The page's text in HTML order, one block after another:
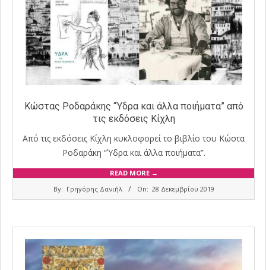
Κώστας Ροδαράκης “Ύδρα και άλλα ποιήματα” από
τις εκδόσεις Κίχλη
Από τις εκδόσεις Κίχλη κυκλοφορεί το βιβλίο του Κώστα
Ροδαράκη “Ύδρα και άλλα ποιήματα”.
READ MORE →
By: Γρηγόρης Δανιήλ On: 28 Δεκεμβρίου 2019